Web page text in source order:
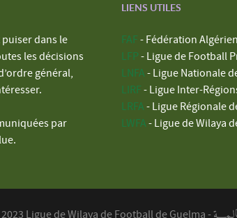
dans le
les décisions
général,
par
LIENS UTILES
FAF - Fédération
LFP - Ligue de Football
LNFA - Ligue Nationale
LIRF - Ligue Inter-
LRFA - Ligue Régionale
LWFA - Ligue de Wilaya
Ligue de Wilaya de Football de Guelma -